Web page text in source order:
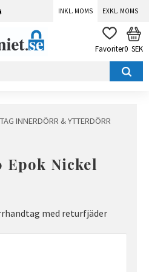
INKL. MOMS EXKL. MOMS
FAVORITER
0 SEK
INNERDÖRR & YTTERDÖRR
Epok Nickel
med returfjäder